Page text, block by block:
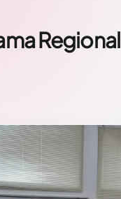
Regional